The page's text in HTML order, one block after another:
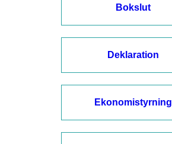
Bokslut
Deklaration
Ekonomistyrning